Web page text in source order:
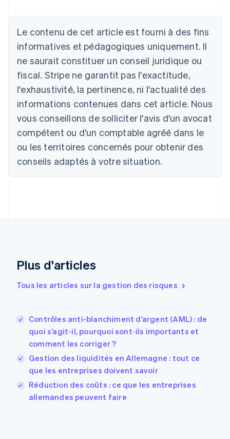
Le contenu de cet article est fourni à des fins
informatives et pédagogiques uniquement. Il
ne saurait constituer un conseil juridique ou
fiscal. Stripe ne garantit pas l'exactitude,
l'exhaustivité, la pertinence, ni l'actualité des
informations contenues dans cet article. Nous
vous conseillons de solliciter l'avis d'un avocat
compétent ou d'un comptable agréé dans le
ou les territoires concernés pour obtenir des
conseils adaptés à votre situation.
Plus d'articles
Tous les articles sur la gestion des risques
Contrôles anti-blanchiment d’argent (AML) : de
quoi s’agit-il, pourquoi sont-ils importants et
comment les corriger ?
Gestion des liquidités en Allemagne : tout ce
que les entreprises doivent savoir
Réduction des coûts : ce que les entreprises
allemandes peuvent faire
DeutschEnglish
English
Autriche
Deutsch English
Belgique
NederlandsFrançaisDeutschEnglish
Brésil
Bulgarie
English
Canada
English Français
Chine continentale
Espagne
Estonie
EnglishEspañol简体中文
Finlande
EnglishSvenska
Français English
Gibraltar
English
Grèce